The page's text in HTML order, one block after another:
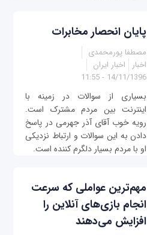
پایان انحصار مخابرات
مصطفا پورمحمدی
اخبار
اخبار ایران
14/11/1396 - 11:55
بسیاری از سوالات در زمینه با
اینترنت بین مردم مشترک است.
رویه خوب آقای آذر جهرمی در پاسخ
دادن به این سوالات و ارتباط نزدیکی
او با مردم بسیار دلگرم کننده است.
مهم‌ترین عواملی که سرعت
انجام بازی‌های آنلاین را
افزایش می‌دهند